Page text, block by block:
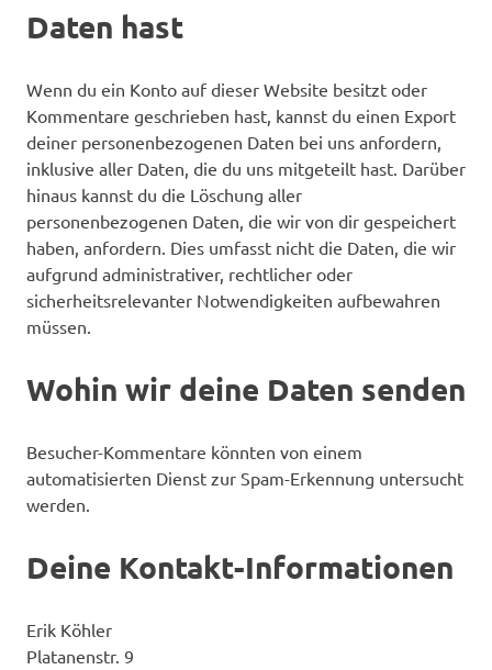
Daten hast
Wenn du ein Konto auf dieser Website besitzt oder
Kommentare geschrieben hast, kannst du einen Export
deiner personenbezogenen Daten bei uns anfordern,
inklusive aller Daten, die du uns mitgeteilt hast. Darüber
hinaus kannst du die Löschung aller
personenbezogenen Daten, die wir von dir gespeichert
haben, anfordern. Dies umfasst nicht die Daten, die wir
aufgrund administrativer, rechtlicher oder
sicherheitsrelevanter Notwendigkeiten aufbewahren
müssen.
Wohin wir deine Daten senden
Besucher-Kommentare könnten von einem
automatisierten Dienst zur Spam-Erkennung untersucht
werden.
Deine Kontakt-Informationen
Erik Köhler
Platanenstr. 9